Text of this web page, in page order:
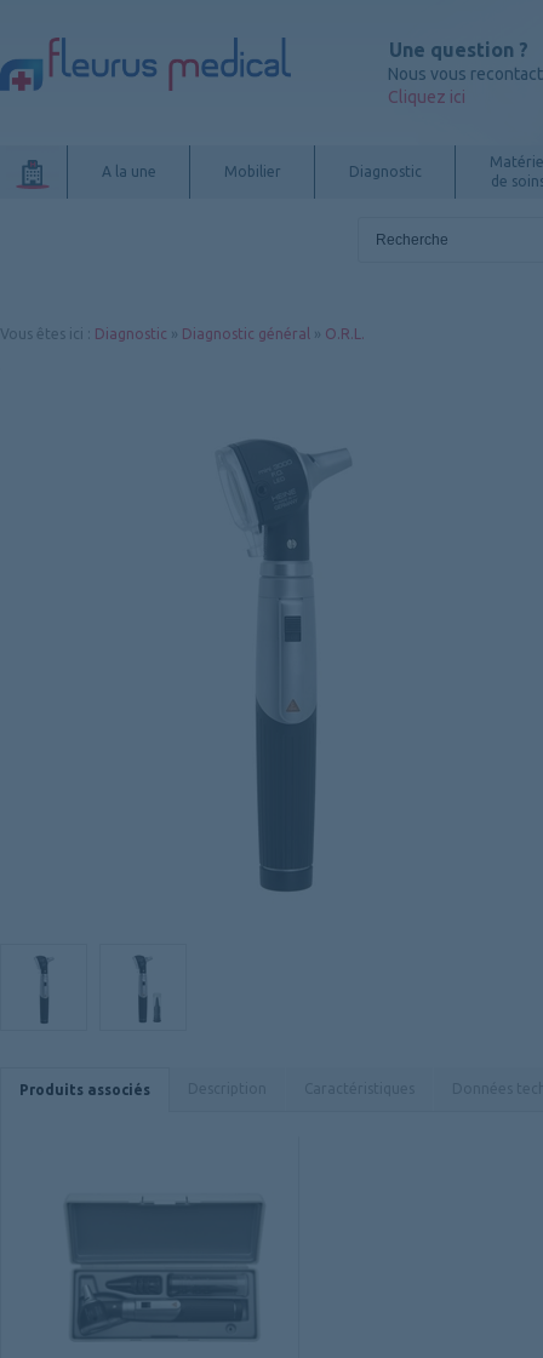
Une question ?
Nous vous
Cliquez ici
A la une Mobilier Diagnostic
de
Vous êtes ici Diagnostic » Diagnostic général » O.R.L.
Produits associés